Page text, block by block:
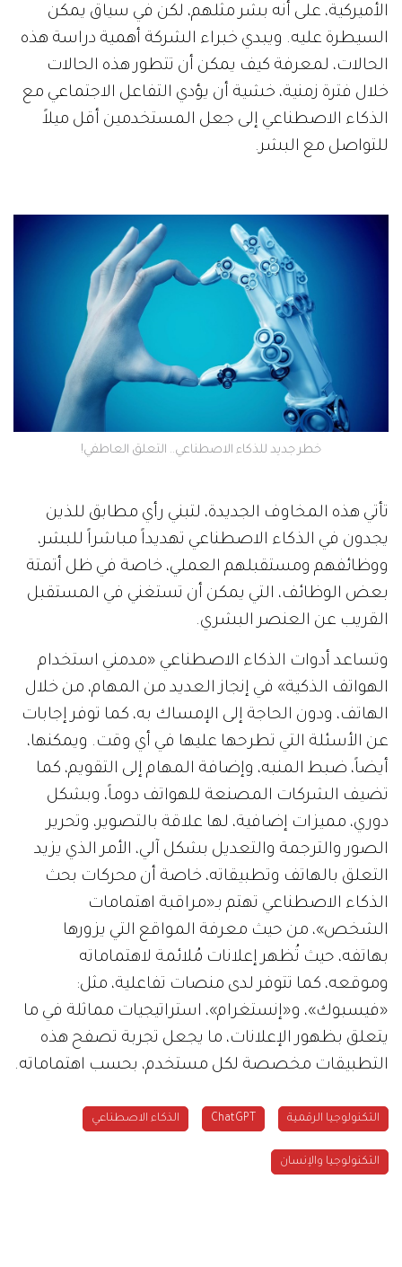
الأميركية، على أنه بشر مثلهم، لكن في سياق يمكن
السيطرة عليه. ويبدي خبراء الشركة أهمية دراسة هذه
الحالات، لمعرفة كيف يمكن أن تتطور هذه الحالات
خلال فترة زمنية، خشية أن يؤدي التفاعل الاجتماعي مع
الذكاء الاصطناعي إلى جعل المستخدمين أقل ميلاً
للتواصل مع البشر.
خطر جديد للذكاء الاصطناعي.. التعلق العاطفي!
تأتي هذه المخاوف الجديدة، لتبني رأي مطابق للذين
يجدون في الذكاء الاصطناعي تهديداً مباشراً للبشر،
ووظائفهم ومستقبلهم العملي، خاصة في ظل أتمتة
بعض الوظائف، التي يمكن أن تستغني في المستقبل
القريب عن العنصر البشري.
وتساعد أدوات الذكاء الاصطناعي «مدمني استخدام
الهواتف الذكية» في إنجاز العديد من المهام، من خلال
الهاتف، ودون الحاجة إلى الإمساك به، كما توفر إجابات
عن الأسئلة التي تطرحها عليها في أي وقت. ويمكنها،
أيضاً، ضبط المنبه، وإضافة المهام إلى التقويم، كما
تضيف الشركات المصنعة للهواتف دوماً، وبشكل
دوري، مميزات إضافية، لها علاقة بالتصوير، وتحرير
الصور والترجمة والتعديل بشكل آلي، الأمر الذي يزيد
التعلق بالهاتف وتطبيقاته، خاصة أن محركات بحث
الذكاء الاصطناعي تهتم بـ«مراقبة اهتمامات
الشخص»، من حيث معرفة المواقع التي يزورها
بهاتفه، حيث تُظهر إعلانات مُلائمة لاهتماماته
وموقعه، كما تتوفر لدى منصات تفاعلية، مثل:
«فيسبوك»، و«إنستغرام»، استراتيجيات مماثلة في ما
يتعلق بظهور الإعلانات، ما يجعل تجربة تصفح هذه
التطبيقات مخصصة لكل مستخدم، بحسب اهتماماته.
التكنولوجيا الرقمية ChatGPT الذكاء الاصطناعي
التكنولوجيا والإنسان